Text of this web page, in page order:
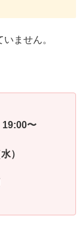
ません。
19:00〜
）